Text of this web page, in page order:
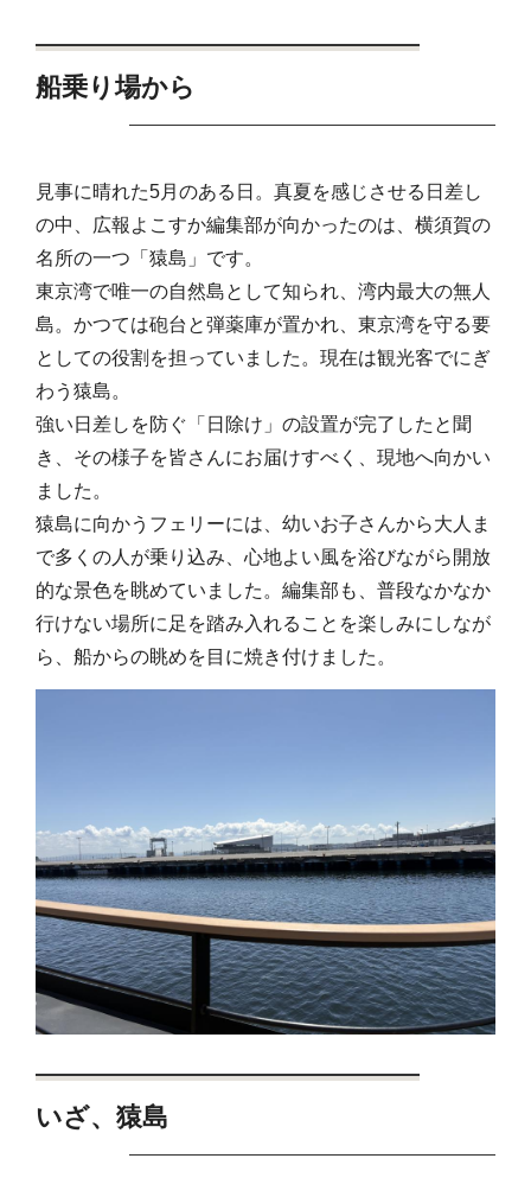
船乗り場から
見事に晴れた5月のある日。真夏を感じさせる日差し
の中、広報よこすか編集部が向かったのは、横須賀の
名所の一つ「猿島」です。
東京湾で唯一の自然島として知られ、湾内最大の無人
島。かつては砲台と弾薬庫が置かれ、東京湾を守る要
としての役割を担っていました。現在は観光客でにぎ
わう猿島。
強い日差しを防ぐ「日除け」の設置が完了したと聞
き、その様子を皆さんにお届けすべく、現地へ向かい
ました。
猿島に向かうフェリーには、幼いお子さんから大人ま
で多くの人が乗り込み、心地よい風を浴びながら開放
的な景色を眺めていました。編集部も、普段なかなか
行けない場所に足を踏み入れることを楽しみにしなが
ら、船からの眺めを目に焼き付けました。
いざ、猿島